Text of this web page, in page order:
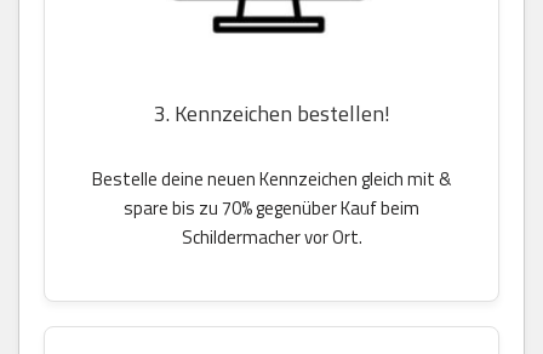
3. Kennzeichen bestellen!
Bestelle deine neuen Kennzeichen gleich mit &
spare bis zu 70% gegenüber Kauf beim
Schildermacher vor Ort.